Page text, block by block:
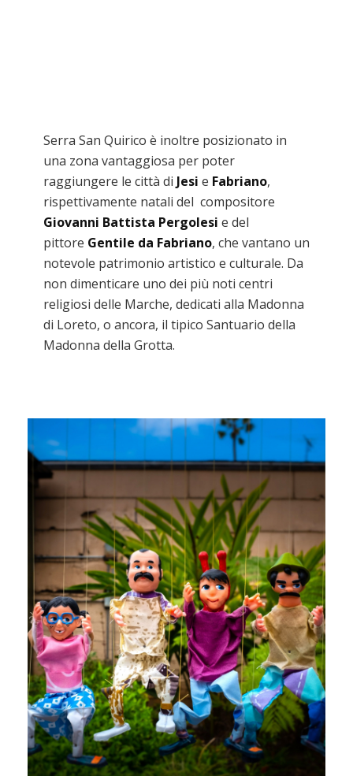
Serra San Quirico è inoltre posizionato in
una zona vantaggiosa per poter
raggiungere le città di Jesi e Fabriano,
rispettivamente natali del compositore
Giovanni Battista Pergolesi e del
pittore Gentile da Fabriano, che vantano un
notevole patrimonio artistico e culturale. Da
non dimenticare uno dei più noti centri
religiosi delle Marche, dedicati alla Madonna
di Loreto, o ancora, il tipico Santuario della
Madonna della Grotta.